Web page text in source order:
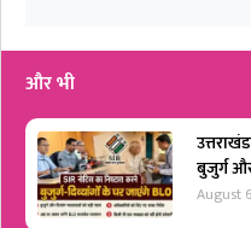
और भी
बुजुर्ग
August